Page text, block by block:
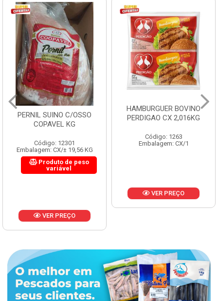
KG
HAMBURGUER BOVINO
PERDIGAO CX 2,016KG
Embalagem: CX/1
MORTADELA
CX 4X3KG
Código: 1288
Embalagem:
VER